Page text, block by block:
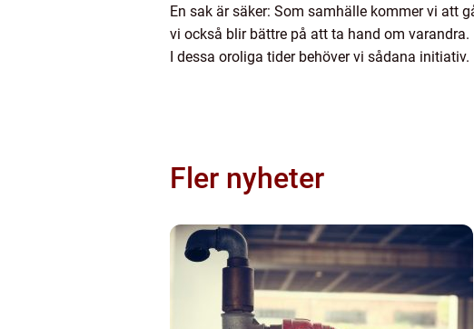
En sak är säker: Som samhälle kommer vi att
vi också blir bättre på att ta hand om varandra.
I dessa oroliga tider behöver vi sådana initiativ.
Fler nyheter